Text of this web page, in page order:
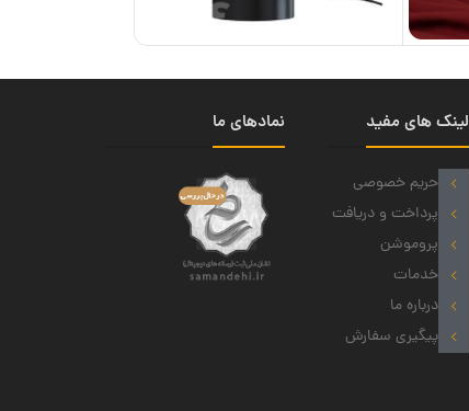
لینک های مفید
حریم خصوصی
پرداخت و دریافت
پروموشن
خدمات
درباره ما
پیگیری سفارش
نمادهای ما